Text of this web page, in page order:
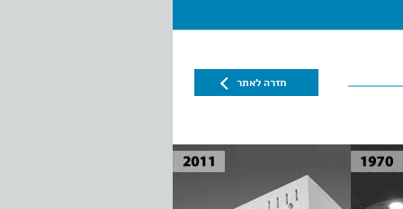
חזרה לאתר